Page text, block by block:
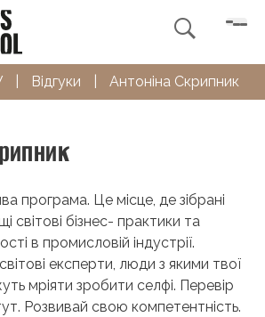

Відгуки Антоніна Скрипник
програма. Це місце, де зібрані
світові бізнес- практики та
в промисловій індустрії.
експерти, люди з якими твої
мріяти зробити селфі. Перевір
Розвивай свою компетентність.